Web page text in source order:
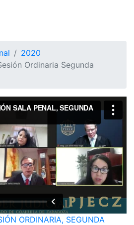
2020
Ordinaria Segunda
ORDINARIA, SEGUNDA